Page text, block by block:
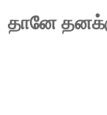
தானே